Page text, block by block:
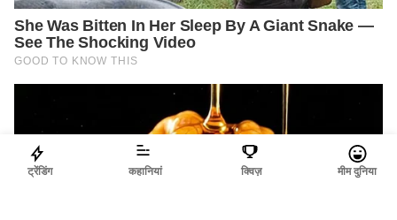
ट्रेंडिंग कहानियां क्विज़ मीम दुनिया